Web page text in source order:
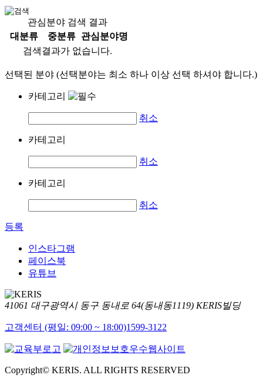
관심분야 검색 결과
대분류
중분류
관심분야명
검색결과가 없습니다.
선택된 분야 (선택분야는 최소 하나 이상 선택 하셔야 합니다.)
카테고리
취소
카테고리
취소
카테고리
취소
등록
인스타그램
페이스북
유튜브
41061 대구광역시 동구 동내로 64(동내동1119) KERIS빌딩
고객센터 (평일: 09:00 ~ 18:00)1599-3122
Copyright© KERIS. ALL RIGHTS RESERVED